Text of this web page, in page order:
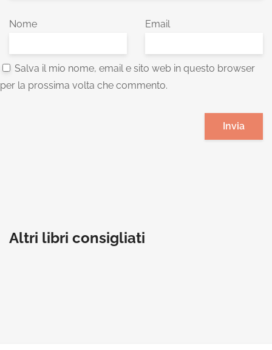
Nome Email
Salva il mio nome, email e sito web in questo browser
per la prossima volta che commento.
Altri libri consigliati